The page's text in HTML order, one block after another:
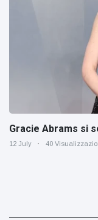
Gracie Abrams si
12 July 40